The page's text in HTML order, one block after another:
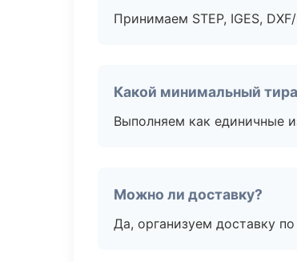
Принимаем STEP, IGES,
Какой минимальный
Выполняем как единичные
Можно ли доставку?
Да, организуем доставку